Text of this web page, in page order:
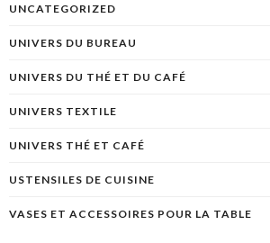
UNCATEGORIZED
UNIVERS DU BUREAU
UNIVERS DU THÉ ET DU CAFÉ
UNIVERS TEXTILE
UNIVERS THÉ ET CAFÉ
USTENSILES DE CUISINE
VASES ET ACCESSOIRES POUR LA TABLE